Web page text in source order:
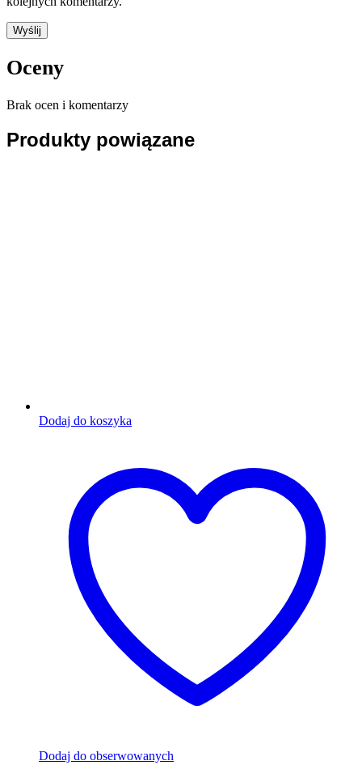
Oceny
Brak ocen i komentarzy
Produkty powiązane
Dodaj do koszyka
Dodaj do obserwowanych